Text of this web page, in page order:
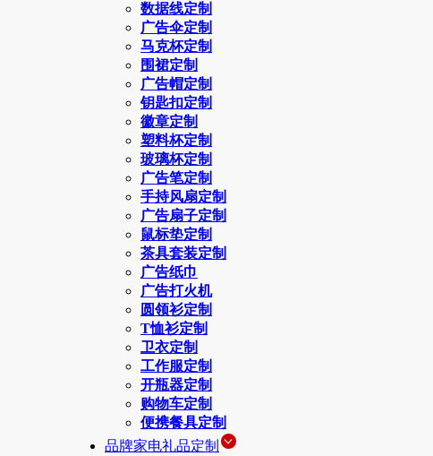
数据线定制
广告伞定制
马克杯定制
围裙定制
广告帽定制
钥匙扣定制
徽章定制
塑料杯定制
玻璃杯定制
广告笔定制
手持风扇定制
广告扇子定制
鼠标垫定制
茶具套装定制
广告纸巾
广告打火机
圆领衫定制
T恤衫定制
卫衣定制
工作服定制
开瓶器定制
购物车定制
便携餐具定制
品牌家电礼品定制